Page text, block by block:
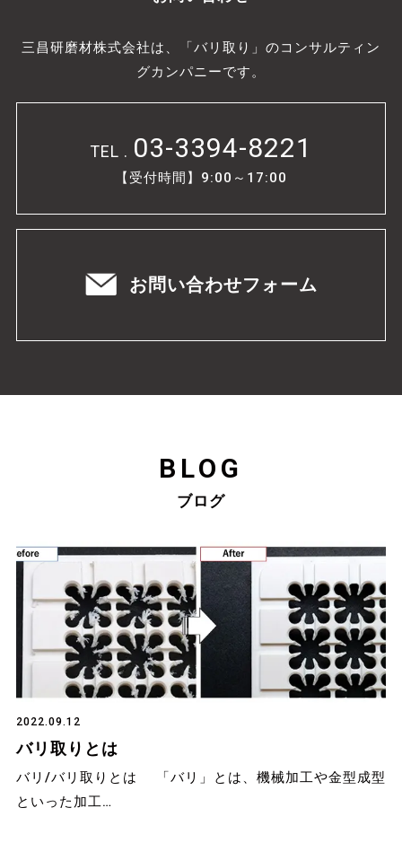
三昌研磨材株式会社は、「バリ取り」のコンサルティン
グカンパニーです。
TEL . 03-3394-8221
【受付時間】9:00～17:00
お問い合わせフォーム
BLOG
ブログ
2022.09.12
バリ取りとは
バリ/バリ取りとは 「バリ」とは、機械加工や金型成型
といった加工…